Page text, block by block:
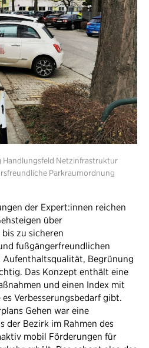
Handlungsfeld Netzinfrastruktur
Parkraumordnung
der Expert:innen reichen
über
zu sicheren
fußgängerfreundlichen
Begrünung
Das Konzept enthält eine
und einen Index mit
Verbesserungsbedarf gibt.
Gehen war eine
der Bezirk im Rahmen des
mobil Förderungen für